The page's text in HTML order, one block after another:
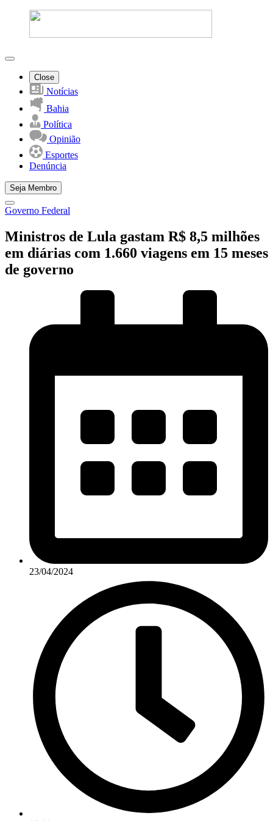
Close
Notícias
Bahia
Política
Opinião
Esportes
Denúncia
Seja Membro
Governo Federal
Ministros de Lula gastam R$ 8,5 milhões
em diárias com 1.660 viagens em 15 meses
de governo
23/04/2024